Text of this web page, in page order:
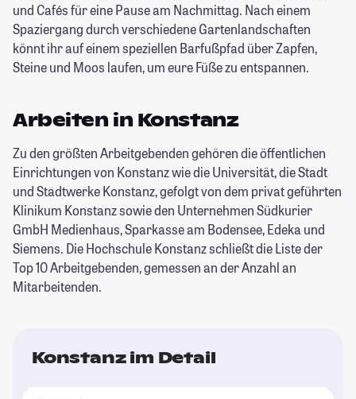
und Cafés für eine Pause am Nachmittag. Nach einem
Spaziergang durch verschiedene Gartenlandschaften
könnt ihr auf einem speziellen Barfußpfad über Zapfen,
Steine und Moos laufen, um eure Füße zu entspannen.
Arbeiten in Konstanz
Zu den größten Arbeitgebenden gehören die öffentlichen
Einrichtungen von Konstanz wie die Universität, die Stadt
und Stadtwerke Konstanz, gefolgt von dem privat geführten
Klinikum Konstanz sowie den Unternehmen Südkurier
GmbH Medienhaus, Sparkasse am Bodensee, Edeka und
Siemens. Die Hochschule Konstanz schließt die Liste der
Top 10 Arbeitgebenden, gemessen an der Anzahl an
Mitarbeitenden.
Konstanz im Detail